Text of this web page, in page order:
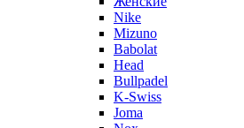
Nike
Mizuno
Babolat
Head
Bullpadel
K-Swiss
Joma